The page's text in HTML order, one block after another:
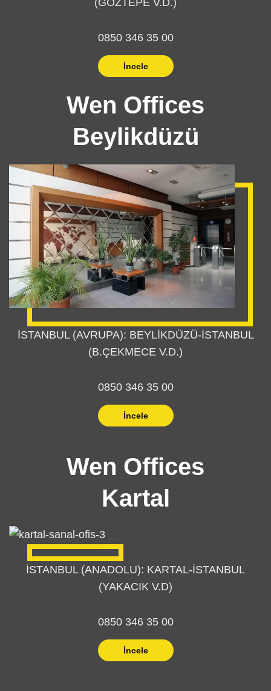
0850 346 35 00
İncele
Wen Offices
Beylikdüzü
İSTANBUL (AVRUPA): BEYLİKDÜZÜ-İSTANBUL
(B.ÇEKMECE V.D.)
0850 346 35 00
İncele
Wen Offices
Kartal
İSTANBUL (ANADOLU): KARTAL-İSTANBUL
(YAKACIK V.D)
0850 346 35 00
İncele